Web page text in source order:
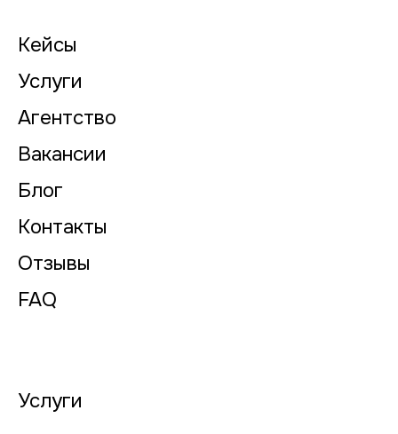
Кейсы
Услуги
Агентство
Вакансии
Блог
Контакты
Отзывы
FAQ
Услуги